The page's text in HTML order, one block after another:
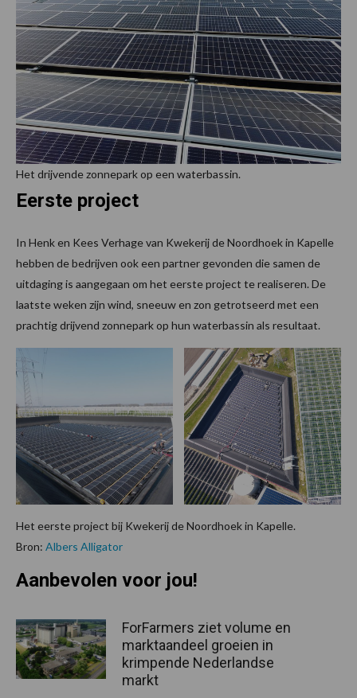
Het drijvende zonnepark op een waterbassin.
Eerste project
In Henk en Kees Verhage van Kwekerij de Noordhoek in Kapelle
hebben de bedrijven ook een partner gevonden die samen de
uitdaging is aangegaan om het eerste project te realiseren. De
laatste weken zijn wind, sneeuw en zon getrotseerd met een
prachtig drijvend zonnepark op hun waterbassin als resultaat.
Het eerste project bij Kwekerij de Noordhoek in Kapelle.
Bron: Albers Alligator
Aanbevolen voor jou!
ForFarmers ziet volume en
marktaandeel groeien in
krimpende Nederlandse
markt